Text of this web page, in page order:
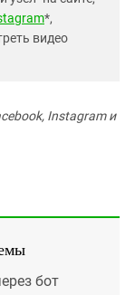
*,
видео
Instagram и
бот